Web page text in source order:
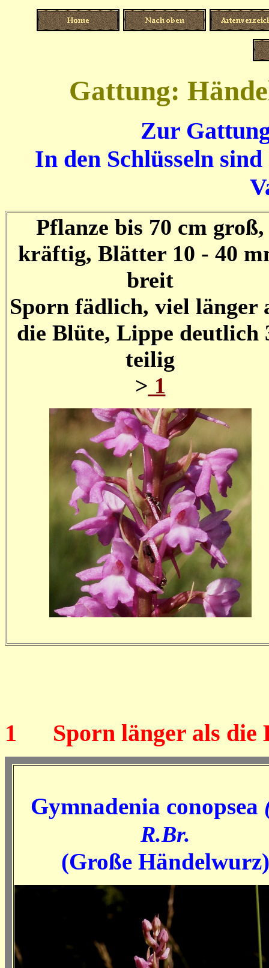
Gattung:
Zur
In den Schlüsseln
Pflanze bis 70 cm groß,
kräftig, Blätter 10 - 40
breit
Sporn fädlich, viel länger
die Blüte, Lippe deutlich
teilig
> 1
1 Sporn länger als die
Gymnadenia conopsea
R.Br.
(Große Händelwurz)